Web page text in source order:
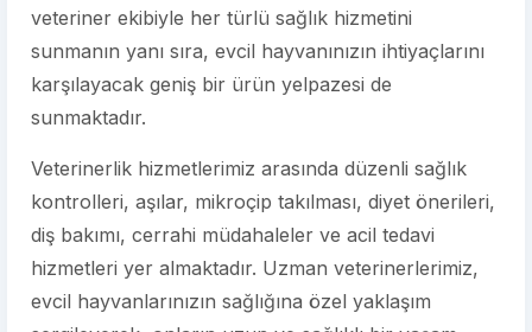
veteriner ekibiyle her türlü sağlık hizmetini
sunmanın yanı sıra, evcil hayvanınızın ihtiyaçlarını
karşılayacak geniş bir ürün yelpazesi de
sunmaktadır.
Veterinerlik hizmetlerimiz arasında düzenli sağlık
kontrolleri, aşılar, mikroçip takılması, diyet önerileri,
diş bakımı, cerrahi müdahaleler ve acil tedavi
hizmetleri yer almaktadır. Uzman veterinerlerimiz,
evcil hayvanlarınızın sağlığına özel yaklaşım